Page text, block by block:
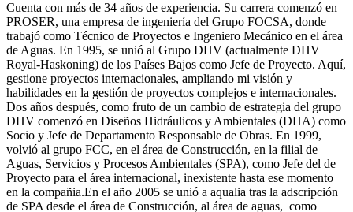
Cuenta con más de 34 años de experiencia. Su carrera comenzó en
PROSER, una empresa de ingeniería del Grupo FOCSA, donde
trabajó como Técnico de Proyectos e Ingeniero Mecánico en el área
de Aguas. En 1995, se unió al Grupo DHV (actualmente DHV
Royal-Haskoning) de los Países Bajos como Jefe de Proyecto. Aquí,
gestione proyectos internacionales, ampliando mi visión y
habilidades en la gestión de proyectos complejos e internacionales.
Dos años después, como fruto de un cambio de estrategia del grupo
DHV comenzó en Diseños Hidráulicos y Ambientales (DHA) como
Socio y Jefe de Departamento Responsable de Obras. En 1999,
volvió al grupo FCC, en el área de Construcción, en la filial de
Aguas, Servicios y Procesos Ambientales (SPA), como Jefe del de
Proyecto para el área internacional, inexistente hasta ese momento
en la compañia.En el año 2005 se unió a aqualia tras la adscripción
de SPA desde el área de Construcción, al área de aguas, como